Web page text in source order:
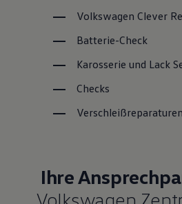
Volkswagen Clever
Batterie-Check
Karosserie und Lack
Checks
Verschleißreparaturen
Ihre